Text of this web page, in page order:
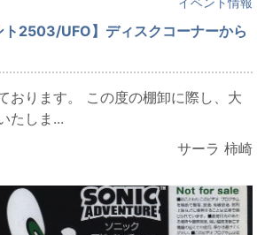
ト2503/UFO】ディスクコーナーから
おります。 この度の棚卸に際し、大
たしま...
サーラ 柿崎